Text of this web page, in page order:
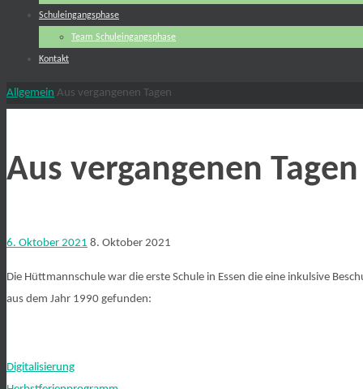
Schuleingangsphase
Team Schuleingangsphase
Kontakt
Start
Allgemein Aus vergangenen Tagen
Aus vergangenen Tagen
6. Oktober 2021 8. Oktober 2021
Die Hüttmannschule war die erste Schule in Essen die eine inkulsive
aus dem Jahr 1990 gefunden:
Digitalisierung